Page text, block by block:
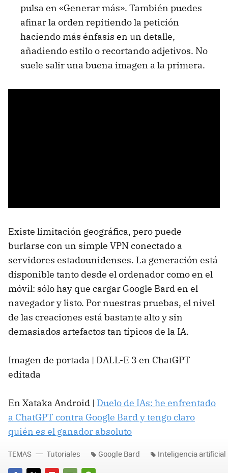
pulsa en «Generar más». También puedes
afinar la orden repitiendo la petición
haciendo más énfasis en un detalle,
añadiendo estilo o recortando adjetivos. No
suele salir una buena imagen a la primera.
Existe limitación geográfica, pero puede
burlarse con un simple VPN conectado a
servidores estadounidenses. La generación está
disponible tanto desde el ordenador como en el
móvil: sólo hay que cargar Google Bard en el
navegador y listo. Por nuestras pruebas, el nivel
de las creaciones está bastante alto y sin
demasiados artefactos tan típicos de la IA.
Imagen de portada | DALL-E 3 en ChatGPT
editada
En Xataka Android | Duelo de IAs: he enfrentado
a ChatGPT contra Google Bard y tengo claro
quién es el ganador absoluto
TEMAS Tutoriales Google Bard Inteligencia artificial